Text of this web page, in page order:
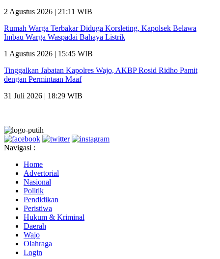
2 Agustus 2026 | 21:11 WIB
Rumah Warga Terbakar Diduga Korsleting, Kapolsek Belawa
Imbau Warga Waspadai Bahaya Listrik
1 Agustus 2026 | 15:45 WIB
Tinggalkan Jabatan Kapolres Wajo, AKBP Rosid Ridho Pamit
dengan Permintaan Maaf
31 Juli 2026 | 18:29 WIB
Navigasi :
Home
Advertorial
Nasional
Politik
Pendidikan
Peristiwa
Hukum & Kriminal
Daerah
Wajo
Olahraga
Login